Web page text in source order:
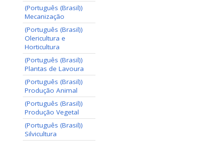
(Português (Brasil))
Mecanização
(Português (Brasil))
Olericultura e
Horticultura
(Português (Brasil))
Plantas de Lavoura
(Português (Brasil))
Produção Animal
(Português (Brasil))
Produção Vegetal
(Português (Brasil))
Silvicultura